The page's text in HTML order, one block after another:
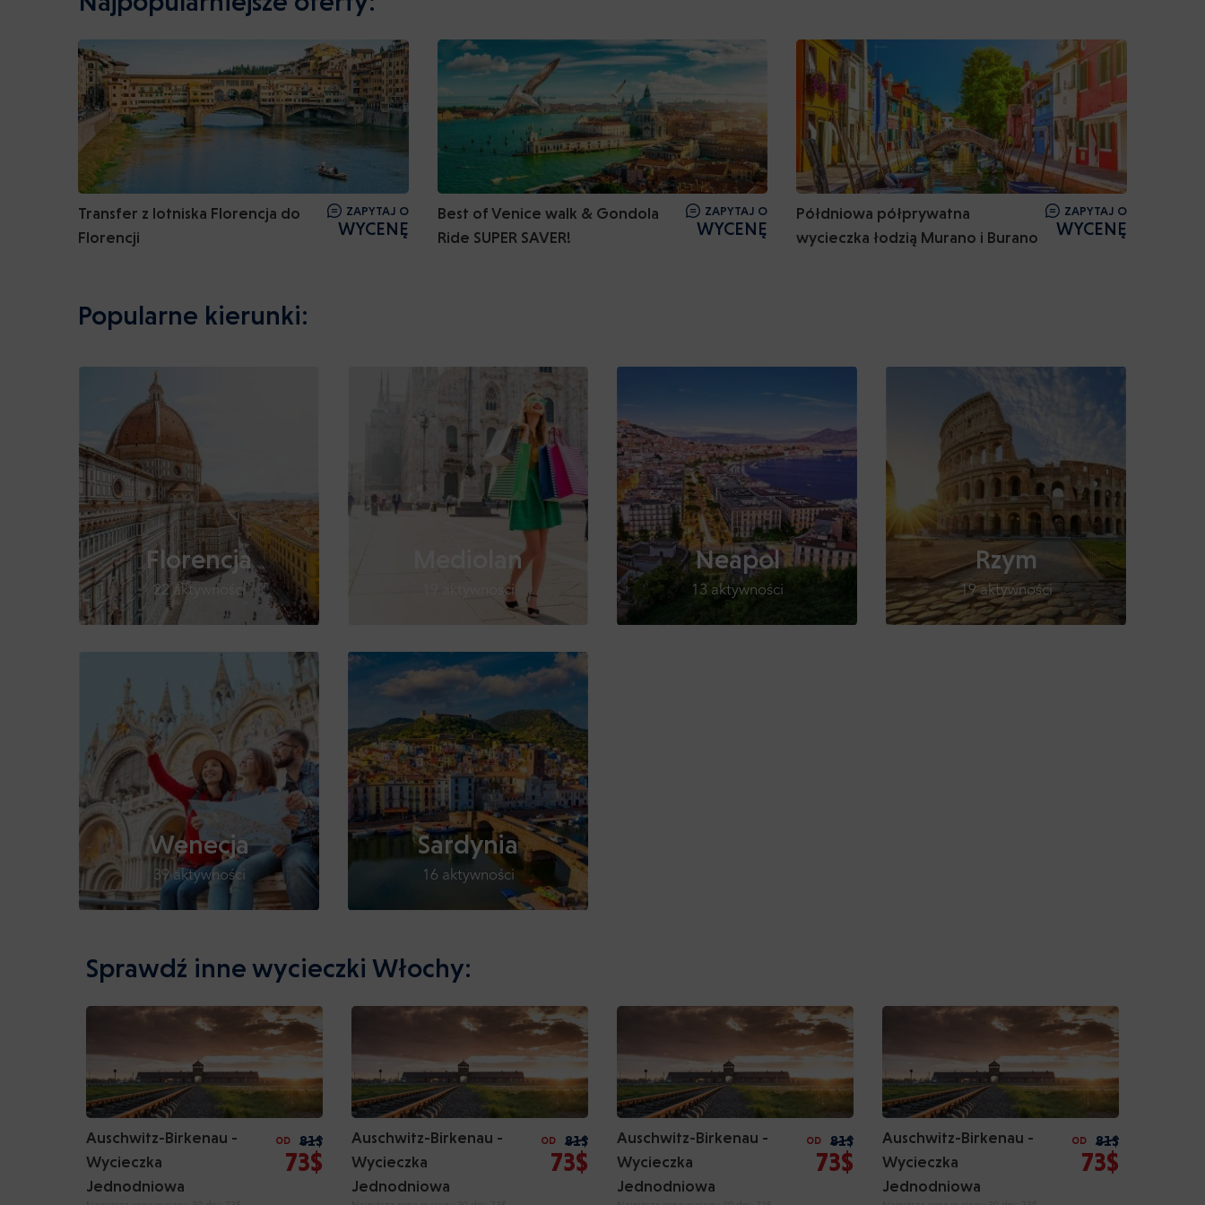
Transfer z lotniska Florencja do
Florencji
ZAPYTAJ O
WYCENĘ
Best of Venice walk & Gondola
Ride SUPER SAVER!
ZAPYTAJ O
WYCENĘ
Półdniowa półprywatna
wycieczka łodzią Murano i Burano
ZAPYTAJ O
WYCENĘ
Popularne kierunki:
Florencja
22 aktywności
Mediolan
19 aktywności
Neapol
13 aktywności
Rzym
19 aktywności
Wenecja
39 aktywności
Sardynia
16 aktywności
Sprawdź inne wycieczki Włochy:
Auschwitz-Birkenau -
Wycieczka
Jednodniowa
OD 81$
73$
Auschwitz-Birkenau -
Wycieczka
Jednodniowa
OD 81$
73$
Auschwitz-Birkenau -
Wycieczka
Jednodniowa
OD 81$
73$
Auschwitz-Birkenau -
Wycieczka
Jednodniowa
OD 81$
73$